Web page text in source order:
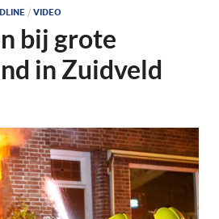
/ VIDEO
bij grote
in Zuidveld